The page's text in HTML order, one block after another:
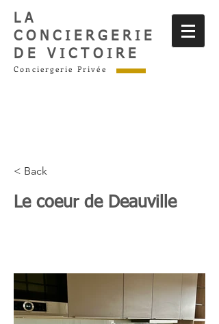
LA
CONCIERGERIE
DE VICTOIRE
Conciergerie Privée
< Back
Le coeur de Deauville